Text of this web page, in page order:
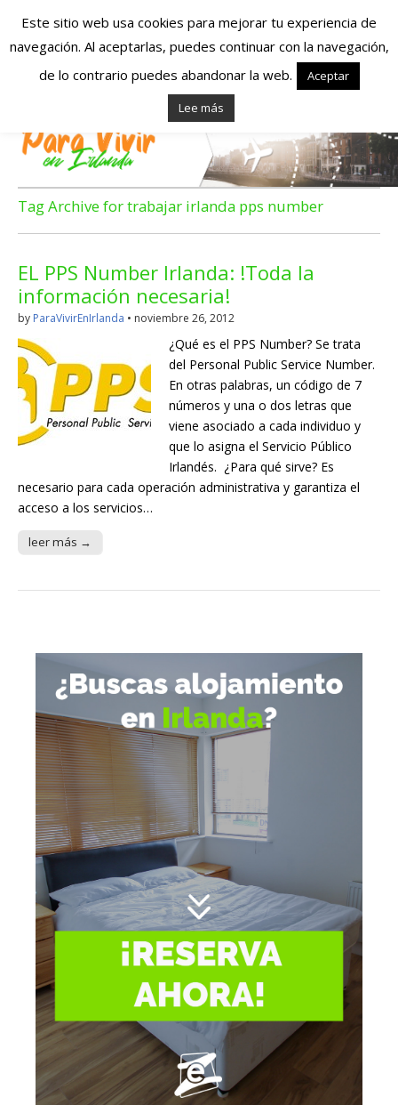
Españoles en
Irlanda – Vivir en
Irlanda – Trabajo
en Irlanda –
Alojamiento en
Irlanda
Blog dedicado a los que viven, estudian y trabajan en
Irlanda!
Tag Archive for trabajar irlanda pps number
EL PPS Number Irlanda: !Toda la
información necesaria!
by ParaVivirEnIrlanda • noviembre 26, 2012
¿Qué es el PPS Number? Se trata
del Personal Public Service Number.
En otras palabras, un código de 7
números y una o dos letras que
viene asociado a cada individuo y
que lo asigna el Servicio Público
Irlandés. ¿Para qué sirve? Es
necesario para cada operación administrativa y garantiza el
acceso a los servicios…
leer más →
Este sitio web usa cookies para mejorar tu experiencia de
navegación. Al aceptarlas, puedes continuar con la navegación,
de lo contrario puedes abandonar la web.
Aceptar
Lee más